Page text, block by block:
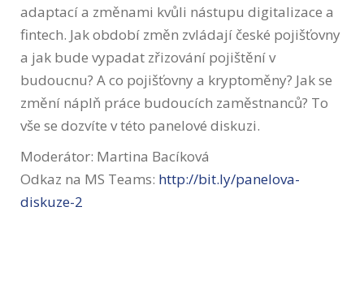
adaptací a změnami kvůli nástupu digitalizace a
fintech. Jak období změn zvládají české pojišťovny
a jak bude vypadat zřizování pojištění v
budoucnu? A co pojišťovny a kryptoměny? Jak se
změní náplň práce budoucích zaměstnanců? To
vše se dozvíte v této panelové diskuzi.
Moderátor: Martina Bacíková
Odkaz na MS Teams: http://bit.ly/panelova-
diskuze-2